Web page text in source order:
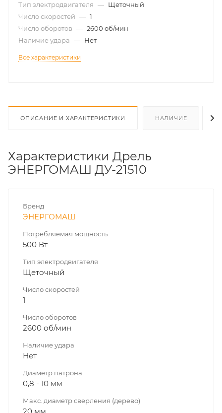
Тип электродвигателя — Щеточный
Число скоростей — 1
Число оборотов — 2600 об/мин
Наличие удара — Нет
Все характеристики
ОПИСАНИЕ И ХАРАКТЕРИСТИКИ НАЛИЧИЕ
Характеристики Дрель
ЭНЕРГОМАШ ДУ-21510
Бренд
ЭНЕРГОМАШ
Потребляемая мощность
500 Вт
Тип электродвигателя
Щеточный
Число скоростей
1
Число оборотов
2600 об/мин
Наличие удара
Нет
Диаметр патрона
0,8 - 10 мм
Макс. диаметр сверления (дерево)